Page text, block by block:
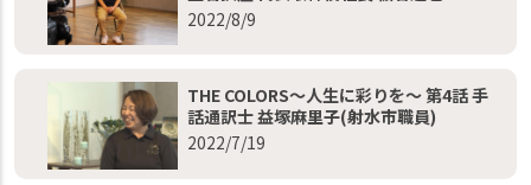
2022/8/9
THE COLORS～人生に彩りを～ 第4話 手
話通訳士 益塚麻里子(射水市職員)
2022/7/19